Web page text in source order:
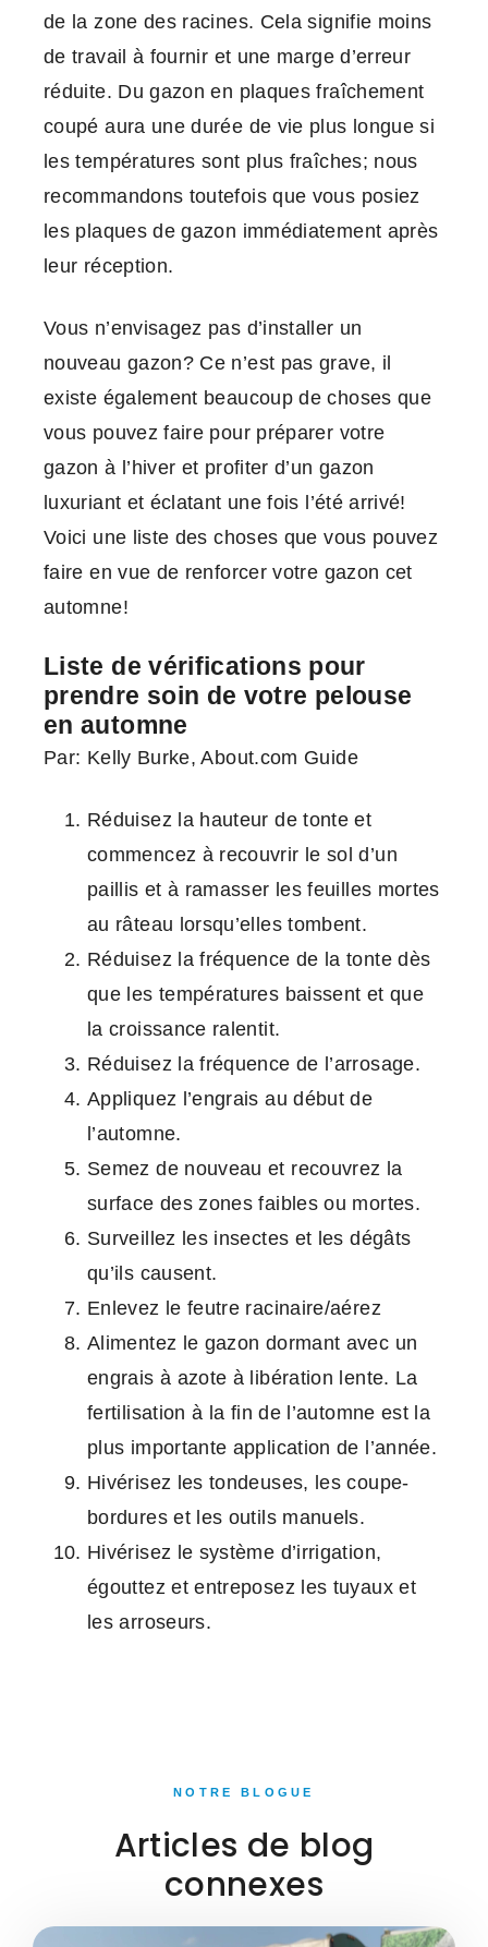
de la zone des racines. Cela signifie moins
de travail à fournir et une marge d’erreur
réduite. Du gazon en plaques fraîchement
coupé aura une durée de vie plus longue si
les températures sont plus fraîches; nous
recommandons toutefois que vous posiez
les plaques de gazon immédiatement après
leur réception.
Vous n’envisagez pas d’installer un
nouveau gazon? Ce n’est pas grave, il
existe également beaucoup de choses que
vous pouvez faire pour préparer votre
gazon à l’hiver et profiter d’un gazon
luxuriant et éclatant une fois l’été arrivé!
Voici une liste des choses que vous pouvez
faire en vue de renforcer votre gazon cet
automne!
Liste de vérifications pour
prendre soin de votre pelouse
en automne
Par: Kelly Burke, About.com Guide
Réduisez la hauteur de tonte et
commencez à recouvrir le sol d’un
paillis et à ramasser les feuilles mortes
au râteau lorsqu’elles tombent.
Réduisez la fréquence de la tonte dès
que les températures baissent et que
la croissance ralentit.
Réduisez la fréquence de l’arrosage.
Appliquez l’engrais au début de
l’automne.
Semez de nouveau et recouvrez la
surface des zones faibles ou mortes.
Surveillez les insectes et les dégâts
qu’ils causent.
Enlevez le feutre racinaire/aérez
Alimentez le gazon dormant avec un
engrais à azote à libération lente. La
fertilisation à la fin de l’automne est la
plus importante application de l’année.
Hivérisez les tondeuses, les coupe-
bordures et les outils manuels.
Hivérisez le système d’irrigation,
égouttez et entreposez les tuyaux et
les arroseurs.
NOTRE BLOGUE
Articles de blog
connexes